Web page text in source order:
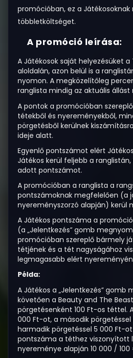
promócióban, ez a
többletköltséget.
A promóció leírása:
A Játékosok saját helyezésüket
aloldalán, azon belül is a
nyomon. A megközelítőleg
ranglista mindig az aktuális
A pontok a promócióban
tétekből és nyereményekből,
pörgetésből kerülnek
ideje alatt.
Egyenlő pontszámot elért
Játékos kerül feljebb a
adott pontszámot.
A promócióban a ranglista a
pontszámoknak megfelelően (a
nyereményszorzó alapján) kerül
A Játékos pontszáma a
(a „Jelentkezés” gomb
promócióban szereplő bármely
tétjének és a tét nagyságához
legmagasabb elért
Példa:
A Játékos a „Jelentkezés” gomb
követően a Beauty and The
pörgetésenként 100 Ft-os téttel.
000 Ft-ot, a második pörgetéssel
harmadik pörgetéssel 5 000 Ft-
pontszáma a téthez viszonyított
nyereménye alapján 10 000 / 100